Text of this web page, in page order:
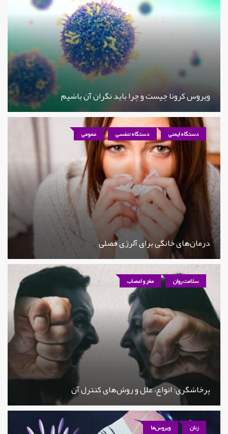
ویروس کرونا چیست و چرا باید نگران آن باشیم
دستگاه ایمنی دستگاه تنفسی عمومی
درمان‌های خانگی برای آلرژی فصلی
سلامت روان مغز و اعصاب
پرخاشگری؛ انواع، علل و روش‌های کنترل آن
زنان ویروس‌ها